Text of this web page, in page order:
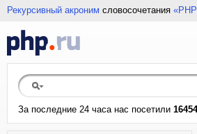
Рекурсивный акроним словосочетания
За последние 24 часа нас посетили